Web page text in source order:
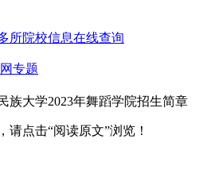
所院校信息在线查询
专题
点击“阅读原文”浏览！